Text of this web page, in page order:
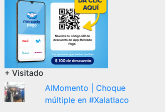
+ Visitado
AlMomento | Choque
múltiple en #Xalatlaco